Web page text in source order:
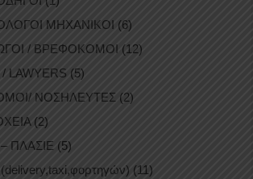
ΜΗΧΑΝΙΚΟΙ (6)
/ ΒΡΕΦΟΚΟΜΟΙ (12)
LAWYERS (5)
ΝΟΣΗΛΕΥΤΕΣ (2)
(2)
ΠΛΑΣΙΕ (5)
(11)